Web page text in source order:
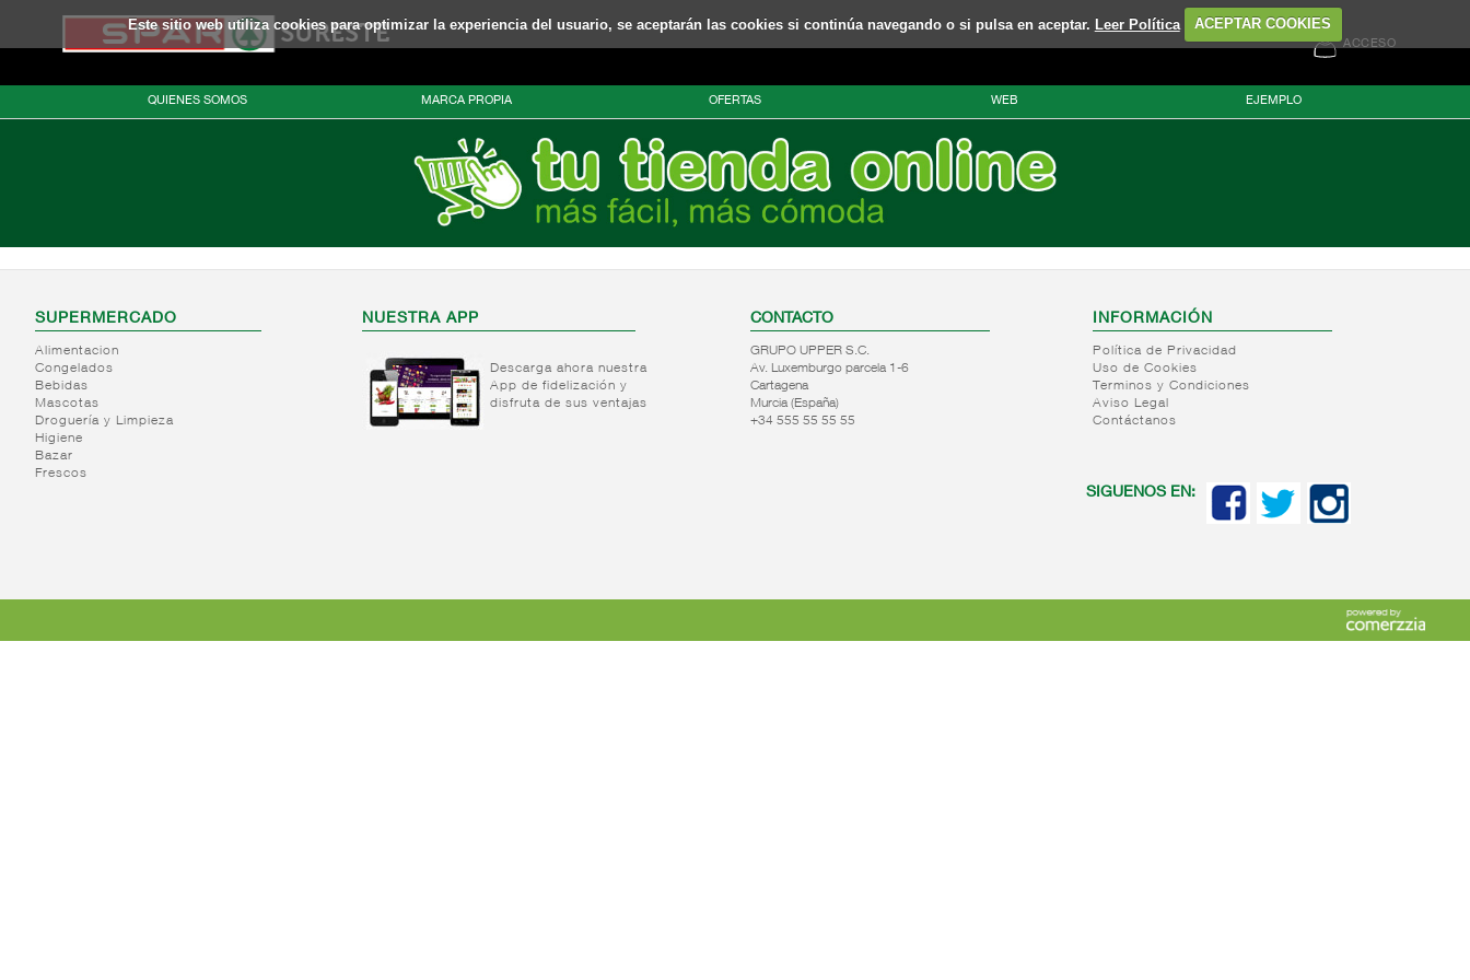
Este sitio web utiliza cookies para optimizar la experiencia del usuario, se aceptarán las cookies si continúa navegando o si pulsa en aceptar. Leer Política ACEPTAR COOKIES
ACCESO
QUIENES SOMOS MARCA PROPIA OFERTAS WEB EJEMPLO
SUPERMERCADO
Alimentacion
Congelados
Bebidas
Mascotas
Droguería y Limpieza
Higiene
Bazar
Frescos
NUESTRA APP
Descarga ahora nuestra
App de fidelización y
disfruta de sus ventajas
CONTACTO
GRUPO UPPER S.C.
Av. Luxemburgo parcela 1-6
Cartagena
Murcia (España)
+34 555 55 55 55
INFORMACIÓN
Política de Privacidad
Uso de Cookies
Terminos y Condiciones
Aviso Legal
Contáctanos
SIGUENOS EN: